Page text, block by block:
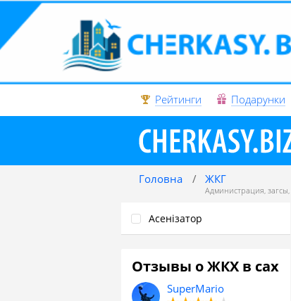
Рейтинги Подарунки
Головна ЖКГ
Администрация, загсы,
Асенізатор
Отзывы о ЖКХ в сах
SuperMario